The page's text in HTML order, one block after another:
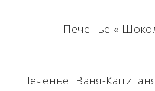
Печенье «
Печенье "Ваня-